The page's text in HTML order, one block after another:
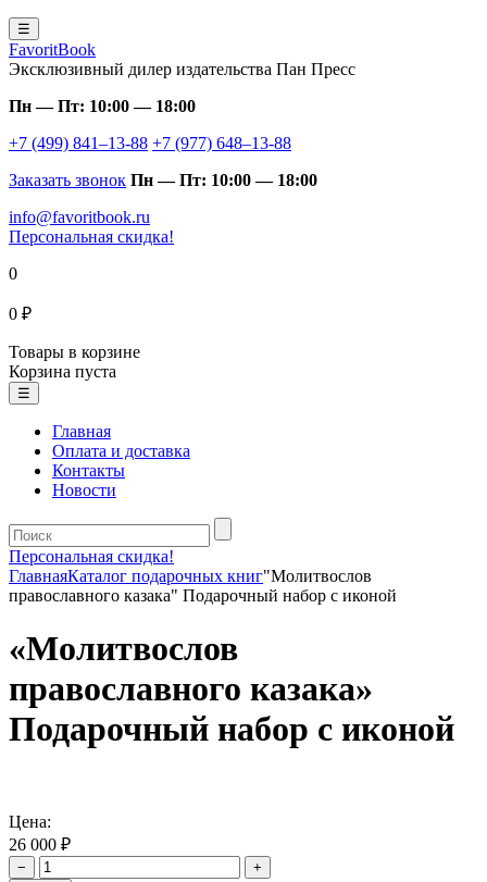
☰
FavoritBook
Эксклюзивный дилер издательства Пан Пресс
Пн — Пт: 10:00 — 18:00
+7 (499) 841–13-88 +7 (977) 648–13-88
Заказать звонок Пн — Пт: 10:00 — 18:00
info@favoritbook.ru
Персональная скидка!
0
0 ₽
Товары в корзине
Корзина пуста
☰
Главная
Оплата и доставка
Контакты
Новости
Персональная скидка!
ГлавнаяКаталог подарочных книг"Молитвослов
православного казака" Подарочный набор с иконой
«Молитвослов
православного казака»
Подарочный набор с иконой
Цена:
26 000 ₽
− +